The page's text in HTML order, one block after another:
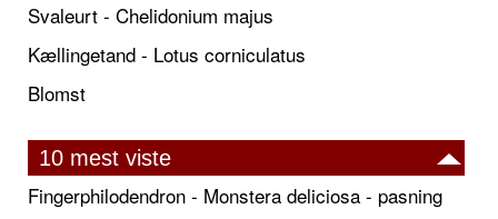
Svaleurt - Chelidonium majus
Kællingetand - Lotus corniculatus
Blomst
10 mest viste
Fingerphilodendron - Monstera deliciosa - pasning